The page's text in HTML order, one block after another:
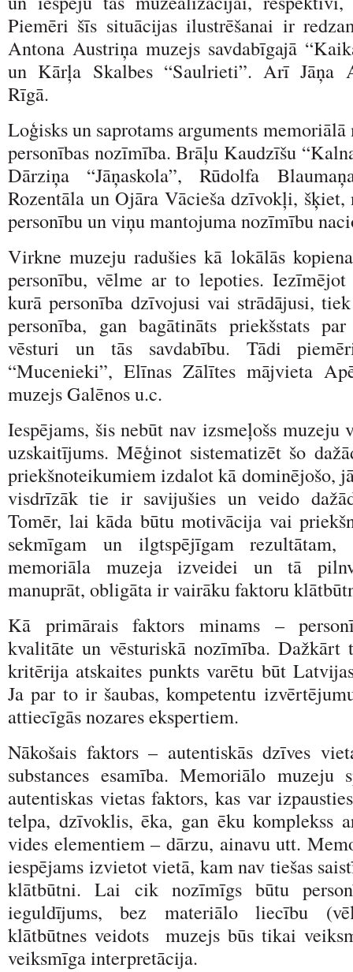
Piemēri šīs situācijas ilustrēšanai ir
Antona Austriņa muzejs savdabīgajā
un Kārļa Skalbes “Saulrieti”. Arī Jāņa
Rīgā.
Loģisks un saprotams arguments
personības nozīmība. Brāļu Kaudzīšu
Dārziņa “Jāņaskola”, Rūdolfa
Rozentāla un Ojāra Vācieša dzīvokļi, šķiet,
personību un viņu mantojuma nozīmību
Virkne muzeju radušies kā lokālās
personību, vēlme ar to lepoties.
kurā personība dzīvojusi vai strādājusi,
personība, gan bagātināts priekšstats
vēsturi un tās savdabību. Tādi
“Mucenieki”, Elīnas Zālītes mājvieta
muzejs Galēnos u.c.
Iespējams, šis nebūt nav izsmeļošs muzeju
uzskaitījums. Mēģinot sistematizēt šo
priekšnoteikumiem izdalot kā dominējošo,
visdrīzāk tie ir savijušies un veido
Tomēr, lai kāda būtu motivācija vai
sekmīgam un ilgtspējīgam rezultātam,
memoriāla muzeja izveidei un tā
manuprāt, obligāta ir vairāku faktoru
Kā primārais faktors minams –
kvalitāte un vēsturiskā nozīmība.
kritērija atskaites punkts varētu būt
Ja par to ir šaubas, kompetentu
attiecīgās nozares ekspertiem.
Nākošais faktors – autentiskās dzīves
substances esamība. Memoriālo muzeju
autentiskas vietas faktors, kas var
telpa, dzīvoklis, ēka, gan ēku komplekss
vides elementiem – dārzu, ainavu utt.
iespējams izvietot vietā, kam nav tiešas
klātbūtni. Lai cik nozīmīgs būtu
ieguldījums, bez materiālo liecību
klātbūtnes veidots muzejs būs tikai
veiksmīga interpretācija.